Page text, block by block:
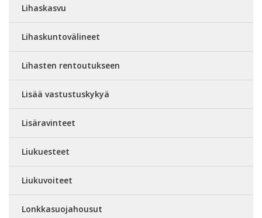
Lihaskasvu
Lihaskuntovälineet
Lihasten rentoutukseen
Lisää vastustuskykyä
Lisäravinteet
Liukuesteet
Liukuvoiteet
Lonkkasuojahousut